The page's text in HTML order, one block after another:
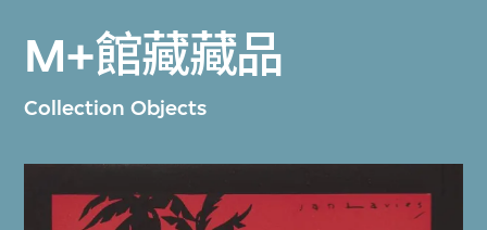
M+館藏藏品
Collection Objects